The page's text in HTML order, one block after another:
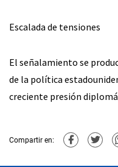
Escalada de tensiones
El señalamiento se
de la política
creciente presión
Compartir en: